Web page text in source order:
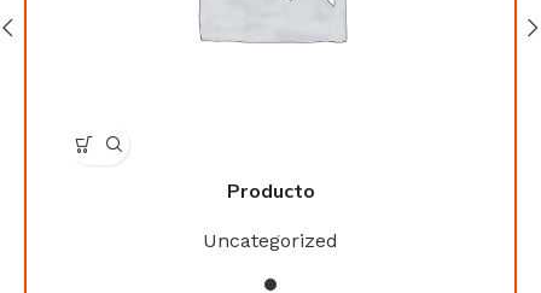
Producto
Uncategorized